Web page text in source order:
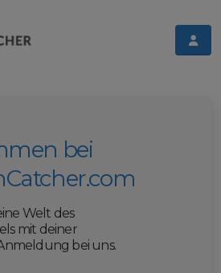
bei
Welt des
mit deiner
bei uns.